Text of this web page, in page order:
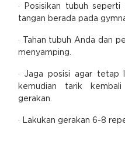
· Posisikan tubuh
tangan berada pada
· Tahan tubuh Anda dan
menyamping.
· Jaga posisi agar tetap
kemudian tarik
gerakan.
· Lakukan gerakan 6-8